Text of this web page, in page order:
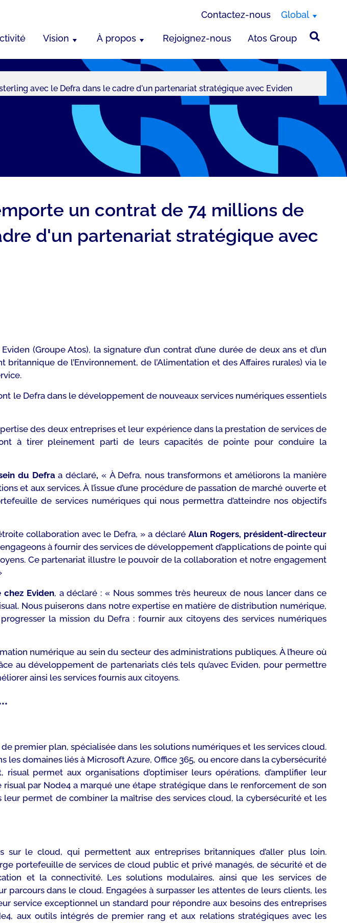
Contactez-nous Global
Vision À propos Rejoignez-nous Atos Group
avec le Defra dans le cadre d'un partenariat stratégique avec Eviden
un contrat de 74 millions de
d'un partenariat stratégique avec
(Groupe Atos), la signature d’un contrat d’une durée de deux ans et d’un
de l’Environnement, de l’Alimentation et des Affaires rurales) via le
le Defra dans le développement de nouveaux services numériques essentiels
des deux entreprises et leur expérience dans la prestation de services de
à tirer pleinement parti de leurs capacités de pointe pour conduire la
du Defraa déclaré, « À Defra, nous transformons et améliorons la manière
et aux services. À l’issue d’une procédure de passation de marché ouverte et
de services numériques qui nous permettra d’atteindre nos objectifs
collaboration avec le Defra, » a déclaréAlun Rogers, président-directeur
à fournir des services de développement d’applications de pointe qui
Ce partenariat illustre le pouvoir de la collaboration et notre engagement
chez Eviden, a déclaré : « Nous sommes très heureux de nous lancer dans ce
Nous puiserons dans notre expertise en matière de distribution numérique,
la mission du Defra : fournir aux citoyens des services numériques
numérique au sein du secteur des administrations publiques. À l’heure où
au développement de partenariats clés tels qu’avec Eviden, pour permettre
ainsi les services fournis aux citoyens.
premier plan, spécialisée dans les solutions numériques et les services cloud.
les domaines liés à Microsoft Azure, Office 365, ou encore dans la cybersécurité
permet aux organisations d’optimiser leurs opérations, d’amplifier leur
par Node4 a marqué une étape stratégique dans le renforcement de son
permet de combiner la maîtrise des services cloud, la cybersécurité et les
sur le cloud, qui permettent aux entreprises britanniques d’aller plus loin.
portefeuille de services de cloud public et privé managés, de sécurité et de
et la connectivité. Les solutions modulaires, ainsi que les services de
dans le cloud. Engagées à surpasser les attentes de leurs clients, les
service exceptionnel un standard pour répondre aux besoins des entreprises
aux outils intégrés de premier rang et aux relations stratégiques avec les